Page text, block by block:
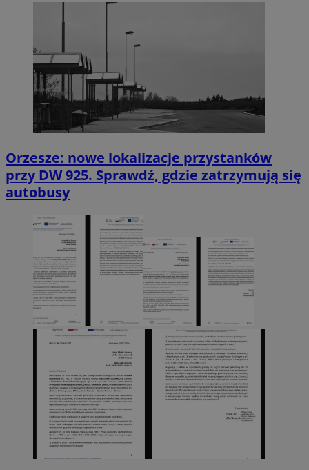
Orzesze: nowe lokalizacje przystanków
przy DW 925. Sprawdź, gdzie zatrzymują się
autobusy